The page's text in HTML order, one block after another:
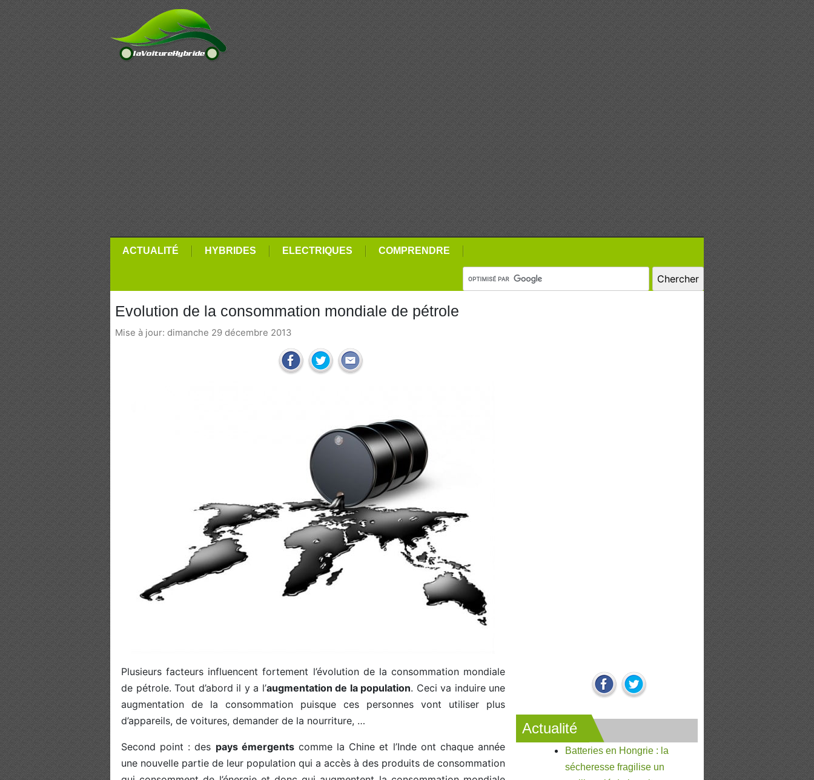
ACTUALITÉ HYBRIDES ELECTRIQUES COMPRENDRE
Evolution de la consommation mondiale de pétrole
Mise à jour: dimanche 29 décembre 2013
Plusieurs facteurs influencent fortement l’évolution de la consommation mondiale
de pétrole. Tout d’abord il y a l’augmentation de la population. Ceci va induire une
augmentation de la consommation puisque ces personnes vont utiliser plus
d’appareils, de voitures, demander de la nourriture, …
Second point : des pays émergentscomme la Chine et l’Inde ont chaque année
une nouvelle partie de leur population qui a accès à des produits de consommation
Actualité
Batteries en Hongrie : la
sécheresse fragilise un